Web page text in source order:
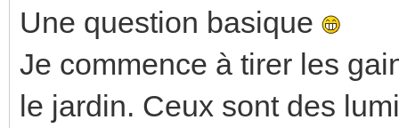
Une question basique
Je commence à tirer les
le jardin. Ceux sont des